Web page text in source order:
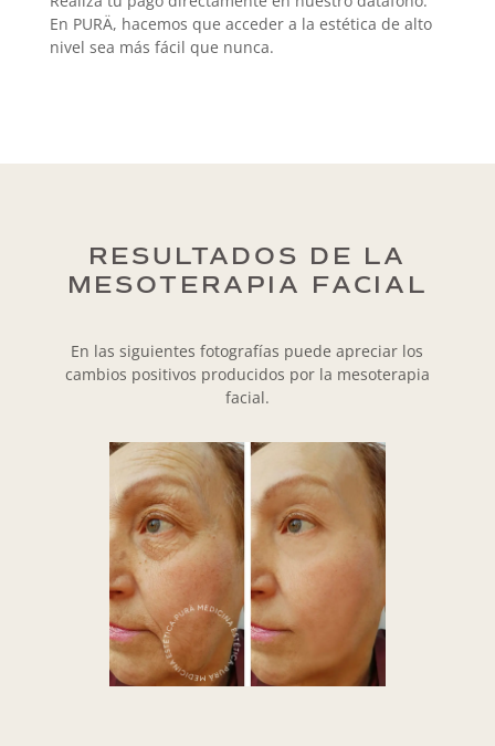
En PURÄ, hacemos que acceder a la estética de alto
nivel sea más fácil que nunca.
RESULTADOS DE LA
MESOTERAPIA FACIAL
En las siguientes fotografías puede apreciar los
cambios positivos producidos por la mesoterapia
facial.